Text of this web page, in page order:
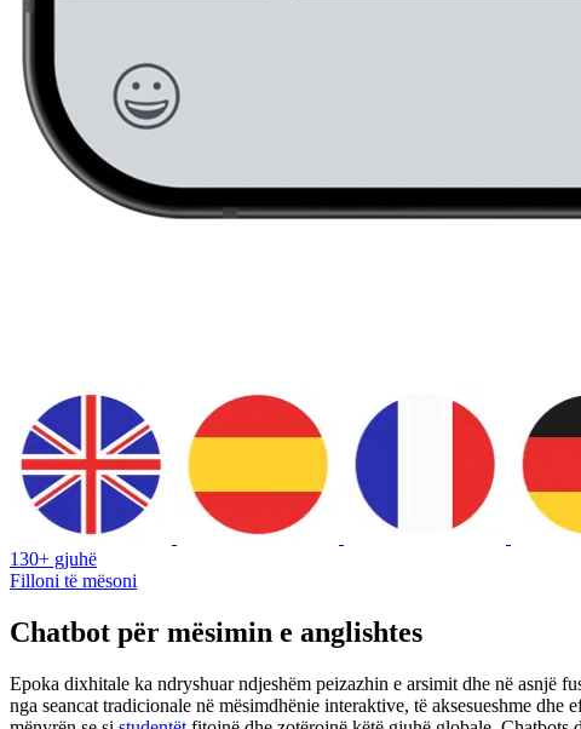
130+ gjuhë
Filloni të mësoni
Chatbot për mësimin e anglishtes
Epoka dixhitale ka ndryshuar ndjeshëm peizazhin e arsimit dhe në asnjë
nga seancat tradicionale në mësimdhënie interaktive, të aksesueshme